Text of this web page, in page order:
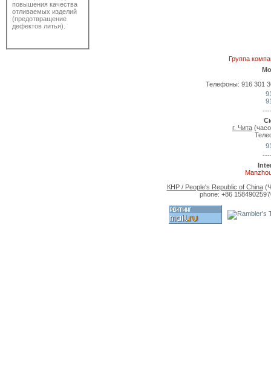
повышения качества
отливаемых изделий
(предотвращение
дефектов литья).
Группа
Телефоны: 916 301
г. Чита
КНР / People's Republic of China
phone: +86